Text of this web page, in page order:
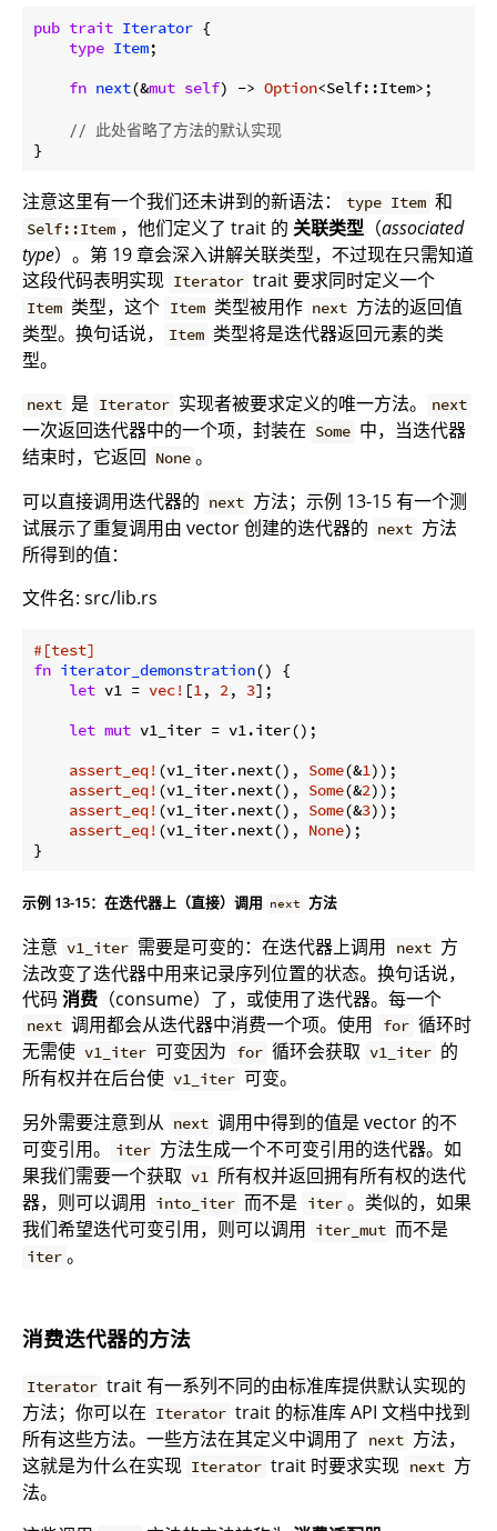
pub trait Iterator {
type Item;
fn next(&mut self) -> Option<Self::Item>;
// 此处省略了方法的默认实现
注意这里有一个我们还未讲到的新语法： type Item 和
Self::Item ，他们定义了 trait 的关联类型 （associated
type）。第 19 章会深入讲解关联类型，不过现在只需知道
这段代码表明实现 Iterator trait 要求同时定义一个
Item 类型，这个 Item 类型被用作 next 方法的返回值
类型。换句话说，
Item 类型将是迭代器返回元素的类
型。
next 是 Iterator 实现者被要求定义的唯一方法。 next
一次返回迭代器中的一个项，封装在 Some 中，当迭代器
结束时，它返回 None 。
可以直接调用迭代器的 next 方法；示例 13-15 有一个测
试展示了重复调用由 vector 创建的迭代器的 next 方法
所得到的值：
文件名: src/lib.rs
#[test]
fn iterator_demonstration() {
let v1 = vec! [1, 2, 3];
let mut v1_iter = v1.iter();
assert_eq! (v1_iter.next(), Some(&1));
assert_eq! (v1_iter.next(), Some(&2));
assert_eq! (v1_iter.next(), Some(&3));
assert_eq! (v1_iter.next(), None);
示例 13-15：在迭代器上（直接）调用 next 方法
注意 v1_iter 需要是可变的：在迭代器上调用 next 方
法改变了迭代器中用来记录序列位置的状态。换句话说，
代码 消费 （consume）了，或使用了迭代器。每一个
next 调用都会从迭代器中消费一个项。使用 for 循环时
无需使 v1_iter 可变因为 for 循环会获取 v1_iter 的
所有权并在后台使 v1_iter 可变。
另外需要注意到从 next 调用中得到的值是 vector 的不
可变引用。
iter 方法生成一个不可变引用的迭代器。如
果我们需要一个获取 v1 所有权并返回拥有所有权的迭代
器，则可以调用 into_iter 而不是 iter 。类似的，如果
我们希望迭代可变引用，则可以调用 iter_mut 而不是
iter 。
消费迭代器的方法
Iterator trait 有一系列不同的由标准库提供默认实现的
方法；你可以在 Iterator trait 的标准库 API 文档中找到
所有这些方法。一些方法在其定义中调用了
next 方法，
这就是为什么在实现 Iterator trait 时要求实现 next 方
法。